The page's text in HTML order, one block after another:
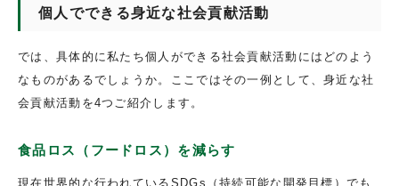
個人でできる身近な社会貢献活動
では、具体的に私たち個人ができる社会貢献活動にはどのよう
なものがあるでしょうか。ここではその一例として、身近な社
会貢献活動を4つご紹介します。
食品ロス（フードロス）を減らす
現在世界的な行われているSDGs（持続可能な開発目標）でも